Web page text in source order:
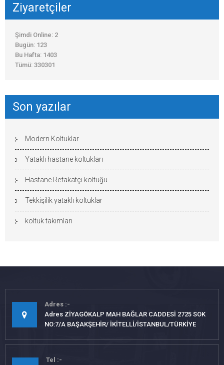
Ziyaretçiler
Şimdi Online: 2
Bugün: 123
Bu Hafta: 1403
Tümü: 330301
Son yazılar
Modern Koltuklar
Yataklı hastane koltukları
Hastane Refakatçi koltuğu
Tekkişilik yataklı koltuklar
koltuk takımları
Adres
Adres ZİYAGÖKALP MAH BAĞLAR CADDESİ 2725 SOK
NO:7/A BAŞAKŞEHİR/ İKİTELLİ/İSTANBUL/TÜRKİYE
Tel